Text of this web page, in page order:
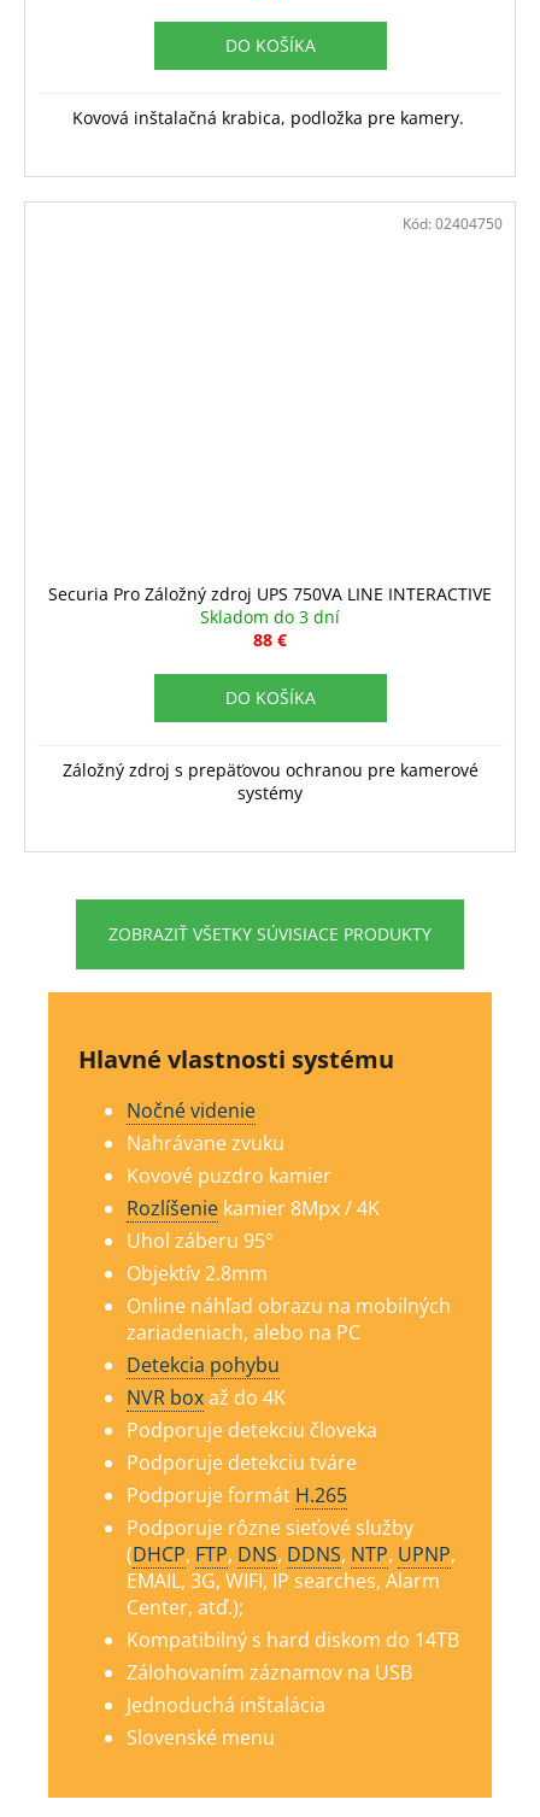
DO KOŠÍKA
Kovová inštalačná krabica, podložka pre kamery.
Securia Pro Záložný zdroj UPS 750VA LINE INTERACTIVE
Skladom do 3 dní
88 €
DO KOŠÍKA
Záložný zdroj s prepäťovou ochranou pre kamerové
systémy
Kód: 02404750
ZOBRAZIŤ VŠETKY SÚVISIACE PRODUKTY
Hlavné vlastnosti systému
Nočné videnie
Nahrávane zvuku
Kovové puzdro kamier
Rozlíšenie kamier 8Mpx / 4K
Uhol záberu 95°
Objektív 2.8mm
Online náhľad obrazu na mobilných
zariadeniach, alebo na PC
Detekcia pohybu
NVR boxaž do 4K
Podporuje detekciu človeka
Podporuje detekciu tváre
Podporuje formát H.265
Podporuje rôzne sieťové služby
(DHCP, FTP, DNS, DDNS, NTP, UPNP,
EMAIL, 3G, WIFI, IP searches, Alarm
Center, atď.);
Kompatibilný s hard diskom do 14TB
Zálohovaním záznamov na USB
Jednoduchá inštalácia
Slovenské menu